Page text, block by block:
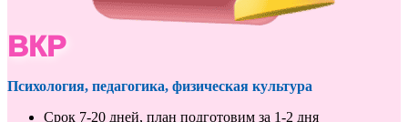
ВКР
Психология, педагогика, физическая культура
Срок 7-20 дней, план подготовим за 1-2 дня